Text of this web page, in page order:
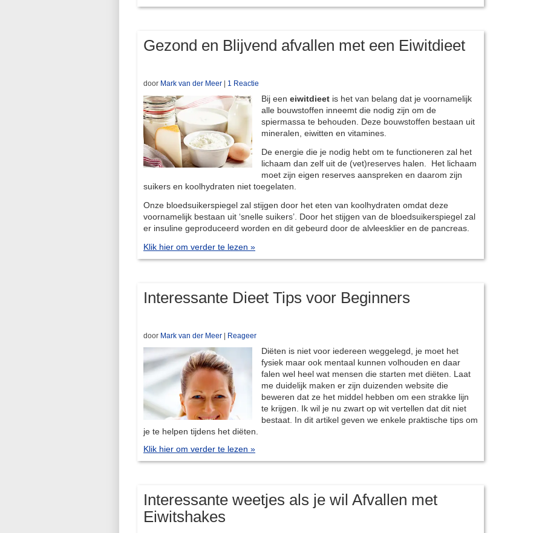
Gezond en Blijvend afvallen met een Eiwitdieet
door Mark van der Meer 1 Reactie
Bij een eiwitdieet is het van belang dat je voornamelijk
alle bouwstoffen inneemt die nodig zijn om de
spiermassa te behouden. Deze bouwstoffen bestaan uit
mineralen, eiwitten en vitamines.
De energie die je nodig hebt om te functioneren zal het
lichaam dan zelf uit de (vet)reserves halen. Het lichaam
moet zijn eigen reserves aanspreken en daarom zijn
suikers en koolhydraten niet toegelaten.
Onze bloedsuikerspiegel zal stijgen door het eten van koolhydraten omdat deze
voornamelijk bestaan uit ‘snelle suikers’. Door het stijgen van de bloedsuikerspiegel zal
er insuline geproduceerd worden en dit gebeurd door de alvleesklier en de pancreas.
Klik hier om verder te lezen »
Interessante Dieet Tips voor Beginners
door Mark van der Meer Reageer
Diëten is niet voor iedereen weggelegd, je moet het
fysiek maar ook mentaal kunnen volhouden en daar
falen wel heel wat mensen die starten met diëten. Laat
me duidelijk maken er zijn duizenden website die
beweren dat ze het middel hebben om een strakke lijn
te krijgen. Ik wil je nu zwart op wit vertellen dat dit niet
bestaat. In dit artikel geven we enkele praktische tips om
je te helpen tijdens het diëten.
Klik hier om verder te lezen »
Interessante weetjes als je wil Afvallen met
Eiwitshakes